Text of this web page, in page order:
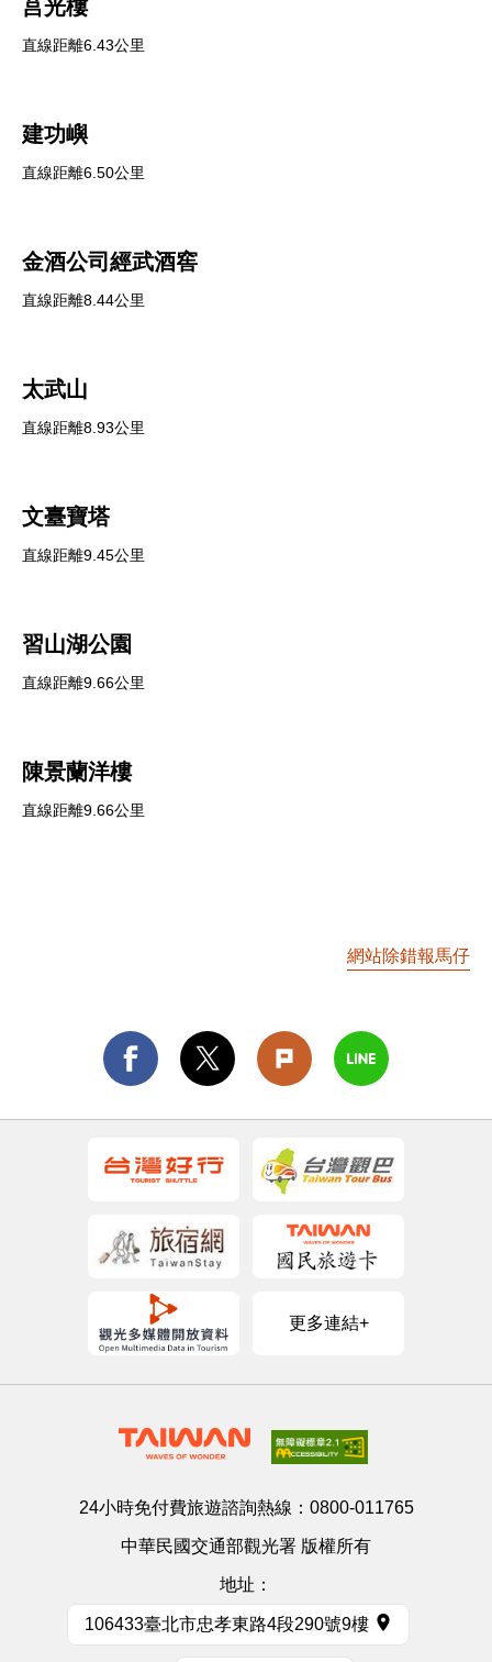
莒光樓
直線距離6.43公里
建功嶼
直線距離6.50公里
金酒公司經武酒窖
直線距離8.44公里
太武山
直線距離8.93公里
文臺寶塔
直線距離9.45公里
習山湖公園
直線距離9.66公里
陳景蘭洋樓
直線距離9.66公里
網站除錯報馬仔
更多連結+
24小時免付費旅遊諮詢熱線： 0800-011765
中華民國交通部觀光署 版權所有
地址：
106433臺北市忠孝東路4段290號9樓